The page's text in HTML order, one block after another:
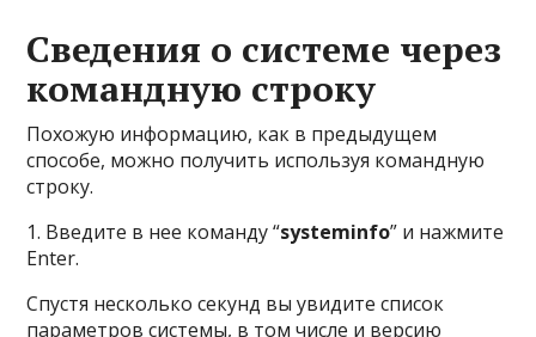
Сведения о системе через
командную строку
Похожую информацию, как в предыдущем
способе, можно получить используя командную
строку.
1. Введите в нее команду “systeminfo” и нажмите
Enter.
Спустя несколько секунд вы увидите список
параметров системы, в том числе и версию